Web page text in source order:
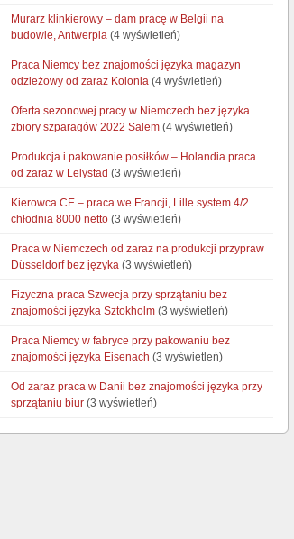
Murarz klinkierowy – dam pracę w Belgii na
budowie, Antwerpia (4 wyświetleń)
Praca Niemcy bez znajomości języka magazyn
odzieżowy od zaraz Kolonia (4 wyświetleń)
Oferta sezonowej pracy w Niemczech bez języka
zbiory szparagów 2022 Salem (4 wyświetleń)
Produkcja i pakowanie posiłków – Holandia praca
od zaraz w Lelystad (3 wyświetleń)
Kierowca CE – praca we Francji, Lille system 4/2
chłodnia 8000 netto (3 wyświetleń)
Praca w Niemczech od zaraz na produkcji przypraw
Düsseldorf bez języka (3 wyświetleń)
Fizyczna praca Szwecja przy sprzątaniu bez
znajomości języka Sztokholm (3 wyświetleń)
Praca Niemcy w fabryce przy pakowaniu bez
znajomości języka Eisenach (3 wyświetleń)
Od zaraz praca w Danii bez znajomości języka przy
sprzątaniu biur (3 wyświetleń)